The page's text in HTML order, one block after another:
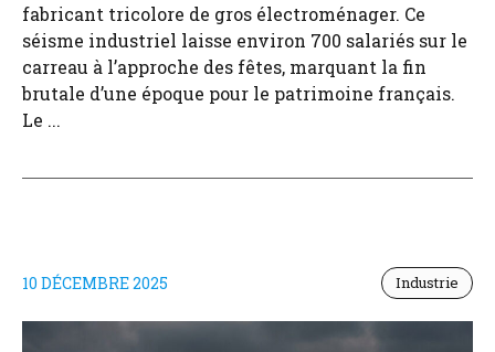
fabricant tricolore de gros électroménager. Ce
séisme industriel laisse environ 700 salariés sur le
carreau à l’approche des fêtes, marquant la fin
brutale d’une époque pour le patrimoine français.
Le ...
10 DÉCEMBRE 2025 Industrie